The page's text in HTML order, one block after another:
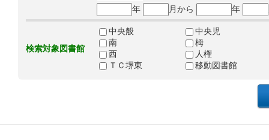
年
月から 年
検索対象図書館
中央般
中央児
南
栂
西
人権
ＴＣ堺東
移動図書館